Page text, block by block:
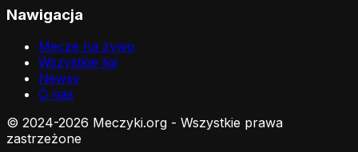
Nawigacja
Mecze na żywo
Wszystkie ligi
Newsy
O nas
© 2024-2026 Meczyki.org - Wszystkie prawa
zastrzeżone